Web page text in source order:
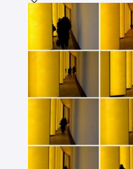
Ajouter la